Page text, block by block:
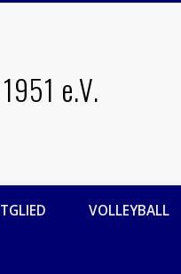
e.V.
VOLLEYBALL